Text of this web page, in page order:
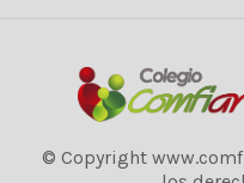
© Copyright